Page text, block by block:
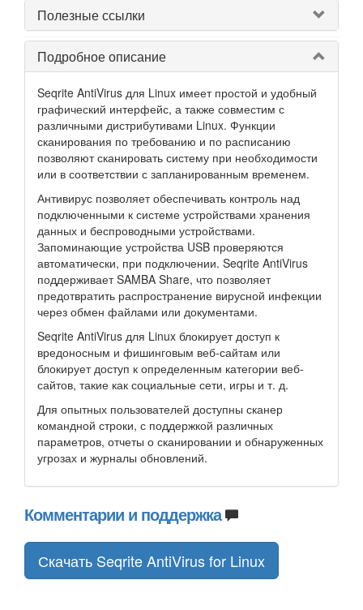
Полезные ссылки
Подробное описание
Seqrite AntiVirus для Linux имеет простой и удобный
графический интерфейс, а также совместим с
различными дистрибутивами Linux. Функции
сканирования по требованию и по расписанию
позволяют сканировать систему при необходимости
или в соответствии с запланированным временем.
Антивирус позволяет обеспечивать контроль над
подключенными к системе устройствами хранения
данных и беспроводными устройствами.
Запоминающие устройства USB проверяются
автоматически, при подключении. Seqrite AntiVirus
поддерживает SAMBA Share, что позволяет
предотвратить распространение вирусной инфекции
через обмен файлами или документами.
Seqrite AntiVirus для Linux блокирует доступ к
вредоносным и фишинговым веб-сайтам или
блокирует доступ к определенным категории веб-
сайтов, такие как социальные сети, игры и т. д.
Для опытных пользователей доступны сканер
командной строки, с поддержкой различных
параметров, отчеты о сканировании и обнаруженных
угрозах и журналы обновлений.
Комментарии и поддержка
Скачать Seqrite AntiVirus for Linux